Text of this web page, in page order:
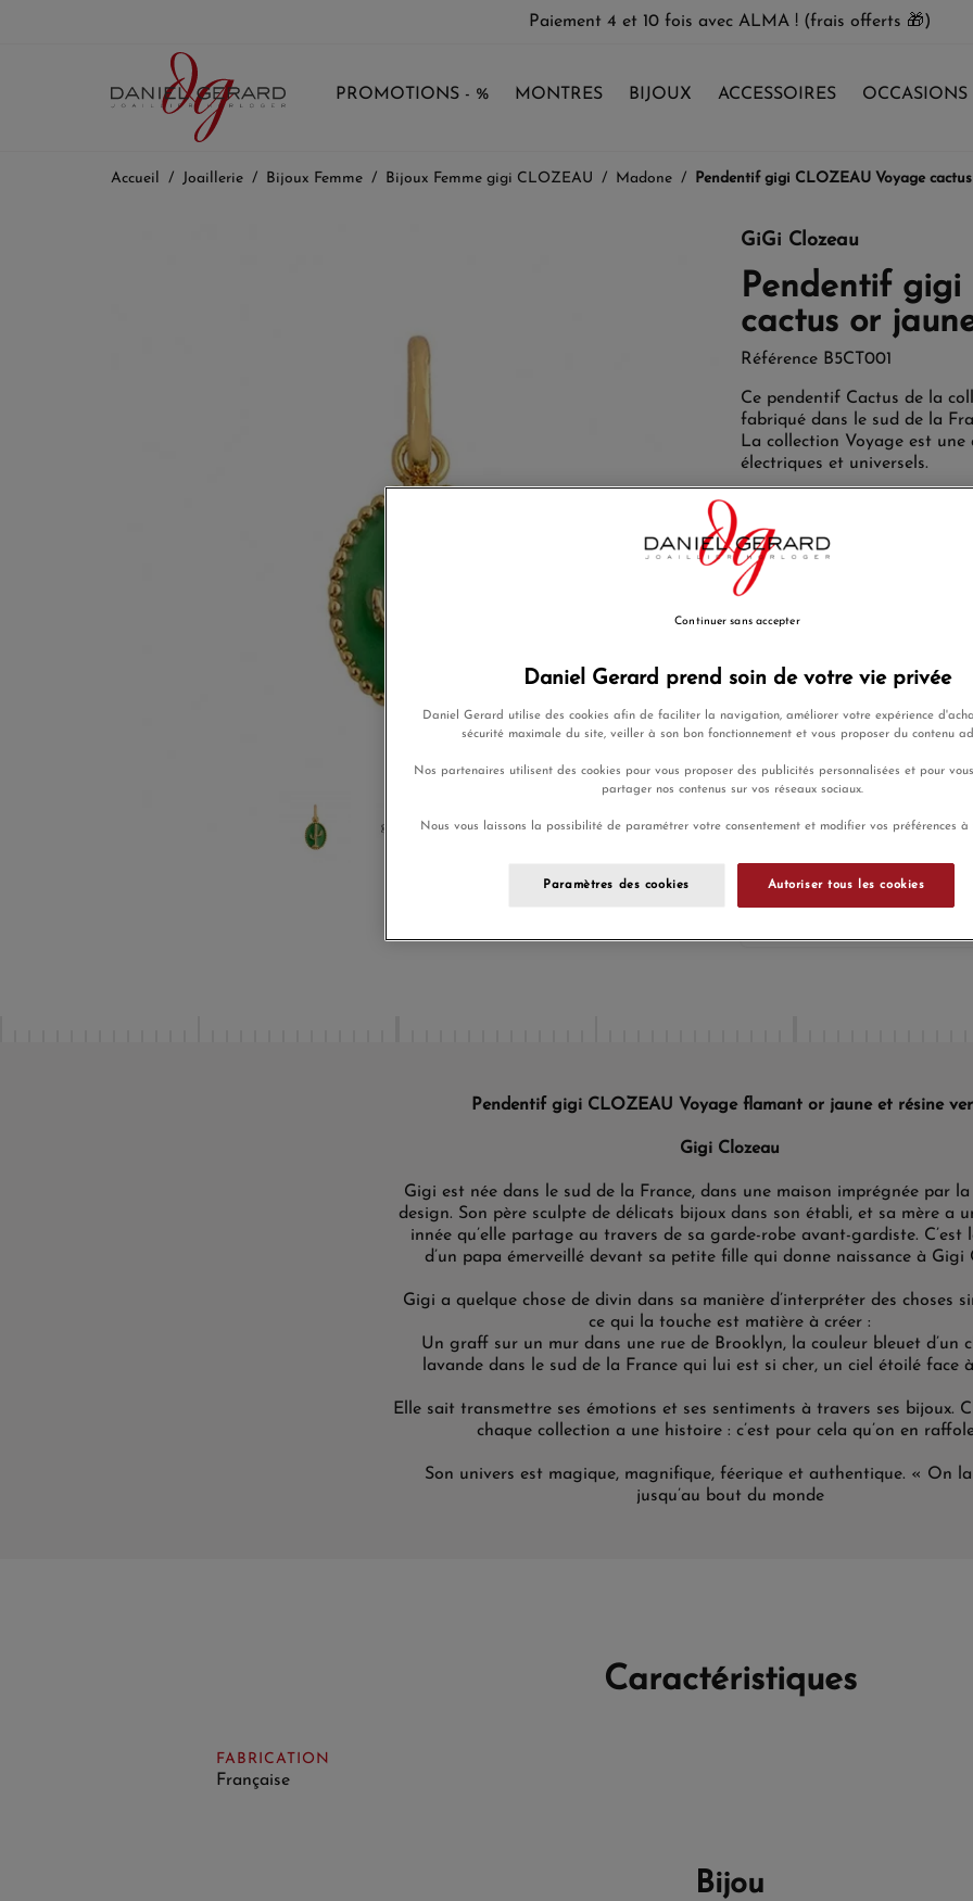
Paiement 4 et 10 fois avec ALMA ! (frais offerts 🎁)
PROMOTIONS - % MONTRES BIJOUX ACCESSOIRES OCCASIONS
Accueil Joaillerie Bijoux Femme Bijoux Femme gigi CLOZEAU Madone Pendentif gigi CLOZEAU Voyage
GiGi Clozeau
Pendentif gigi
cactus or
Référence B5CT001
Ce pendentif Cactus de la
fabriqué dans le sud de la
La collection Voyage est
électriques et universels.
255,00 €
Payez seulement 63,75 €
Envoi sous
Livraison
frais
Pendentif gigi CLOZEAU Voyage flamant or jaune et résine
Gigi Clozeau
Gigi est née dans le sud de la France, dans une maison imprégnée par
design. Son père sculpte de délicats bijoux dans son établi, et sa mère a
innée qu’elle partage au travers de sa garde-robe avant-gardiste. C’est
d’un papa émerveillé devant sa petite fille qui donne naissance à Gigi
Gigi a quelque chose de divin dans sa manière d’interpréter des choses
ce qui la touche est matière à créer :
Un graff sur un mur dans une rue de Brooklyn, la couleur bleuet d’un
lavande dans le sud de la France qui lui est si cher, un ciel étoilé face
Elle sait transmettre ses émotions et ses sentiments à travers ses bijoux.
chaque collection a une histoire : c’est pour cela qu’on en
Son univers est magique, magnifique, féerique et authentique. « On
jusqu’au bout du monde
Caractéristiques
FABRICATION
Française
Bijou
Daniel Gerard prend soin de votre vie privée
Daniel Gerard utilise des cookies afin de faciliter la navigation, améliorer votre expérience
sécurité maximale du site, veiller à son bon fonctionnement et vous proposer du contenu
Nos partenaires utilisent des cookies pour vous proposer des publicités personnalisées et pour
partager nos contenus sur vos réseaux sociaux.
Nous vous laissons la possibilité de paramétrer votre consentement et modifier vos préférences à
Paramètres des cookies Autoriser tous les cookies
Continuer sans accepter